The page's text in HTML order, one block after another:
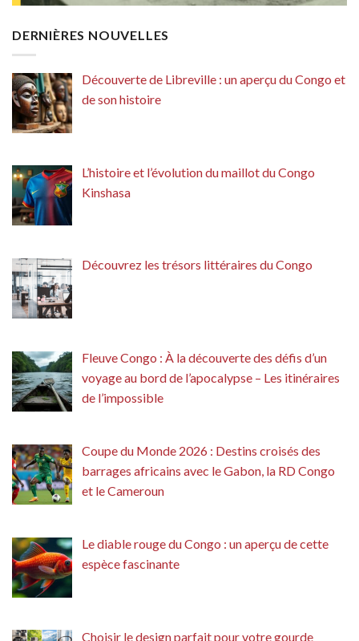
DERNIÈRES NOUVELLES
Découverte de Libreville : un aperçu du Congo et
de son histoire
L’histoire et l’évolution du maillot du Congo
Kinshasa
Découvrez les trésors littéraires du Congo
Fleuve Congo : À la découverte des défis d’un
voyage au bord de l’apocalypse – Les itinéraires
de l’impossible
Coupe du Monde 2026 : Destins croisés des
barrages africains avec le Gabon, la RD Congo
et le Cameroun
Le diable rouge du Congo : un aperçu de cette
espèce fascinante
Choisir le design parfait pour votre gourde